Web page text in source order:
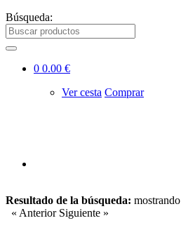
Búsqueda:
0 0.00 €
Ver cesta Comprar
Resultado de la búsqueda: mostrando
« Anterior Siguiente »